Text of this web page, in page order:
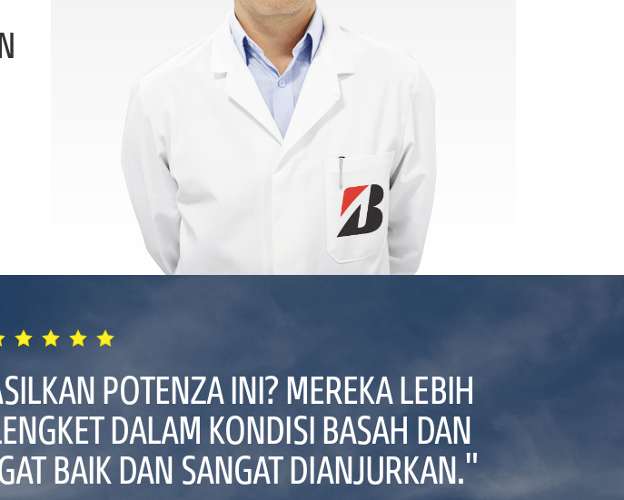
POTENZA INI? MEREKA LEBIH
DALAM KONDISI BASAH DAN
BAIK DAN SANGAT DIANJURKAN."